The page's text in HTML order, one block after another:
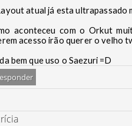
atual já esta ultrapassado
aconteceu com o Orkut
acesso irão querer o velho
bem que uso o Saezuri =D